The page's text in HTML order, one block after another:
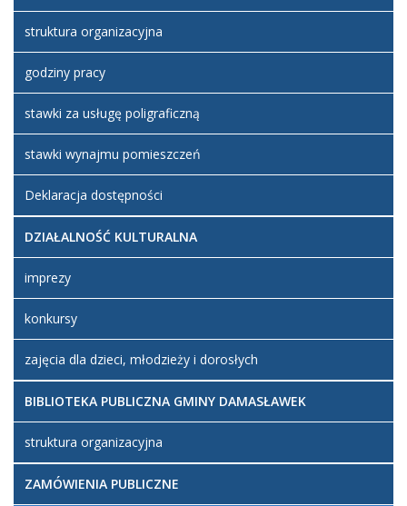
struktura organizacyjna
godziny pracy
stawki za usługę poligraficzną
stawki wynajmu pomieszczeń
Deklaracja dostępności
DZIAŁALNOŚĆ KULTURALNA
imprezy
konkursy
zajęcia dla dzieci, młodzieży i dorosłych
BIBLIOTEKA PUBLICZNA GMINY DAMASŁAWEK
struktura organizacyjna
ZAMÓWIENIA PUBLICZNE